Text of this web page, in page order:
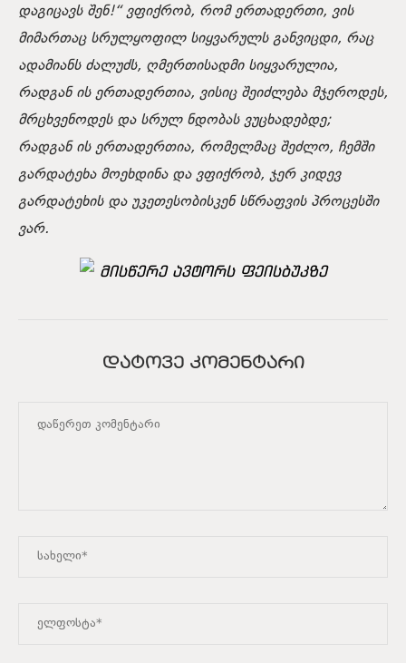
დაგიცავს შენ!“ვფიქრობ, რომ ერთადერთი, ვის
მიმართაც სრულყოფილ სიყვარულს განვიცდი, რაც
ადამიანს ძალუძს, ღმერთისადმი სიყვარულია,
რადგან ის ერთადერთია, ვისიც შეიძლება მჯეროდეს,
მრცხვენოდეს და სრულ ნდობას ვუცხადებდე;
რადგან ის ერთადერთია, რომელმაც შეძლო, ჩემში
გარდატეხა მოეხდინა და ვფიქრობ, ჯერ კიდევ
გარდატეხის და უკეთესობისკენ სწრაფვის პროცესში
ვარ.
მისწერე ავტორს ფეისბუკზე
ᲓᲐᲢᲝᲕᲔ ᲙᲝᲛᲔᲜᲢᲐᲠᲘ